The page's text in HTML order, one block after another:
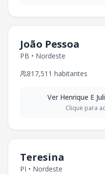
João Pessoa
PB • Nordeste
817,511 habitantes
Ver Henrique E
Clique para
Teresina
PI • Nordeste